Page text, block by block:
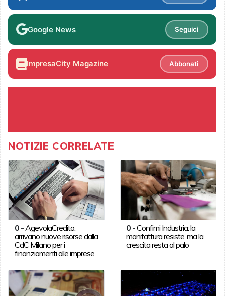
Google News Seguici
ImpresaCity Magazine Abbonati
NOTIZIE CORRELATE
0- AgevolaCredito:
arrivano nuove risorse dalla
CdC Milano per i
finanziamenti alle imprese
0 -Confimi Industria: la
manifattura resiste, ma la
crescita resta al palo